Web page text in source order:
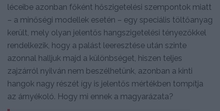
léceibe azonban főként hőszigetelési szempontok miatt
– a minőségi modellek esetén – egy speciális töltőanyag
került, mely olyan jelentős hangszigetelési tényezőkkel
rendelkezik, hogy a palást leeresztése után szinte
azonnal halljuk majd a különbséget, hiszen teljes
zajzárról nyilván nem beszélhetünk, azonban a kinti
hangok nagy részét így is jelentős mértékben tompítja
az árnyékoló. Hogy mi ennek a magyarázata?